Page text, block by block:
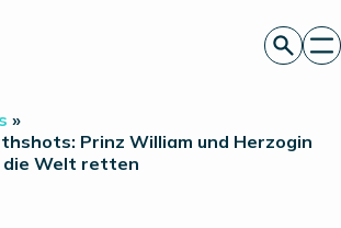
»
Prinz William und Herzogin
die Welt retten